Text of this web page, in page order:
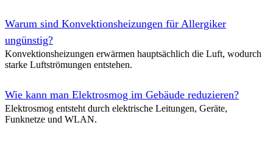
Aufwertung eines zuvor vernachlässigten Nebentreppenhauses mit
und -farben, neuer Beleuchtung mit LED und Präsenzmeldern sowie
reinigenden Oberflächen im Kellerdurchgang.
Ökologischer Anbau für ein Einfamilienhaus
Holzrahmenkonstruktion, Hanf- und Holzweichfaserdämmung,
Dachterrasse, Deckenheizung und großformatigen Verglasungen.
Warum sind Konvektionsheizungen für Allergiker
ungünstig?
Konvektionsheizungen erwärmen hauptsächlich die Luft, wodurch
starke Luftströmungen entstehen.
Wie kann man Elektrosmog im Gebäude reduzieren?
Elektrosmog entsteht durch elektrische Leitungen, Geräte,
Funknetze und WLAN.